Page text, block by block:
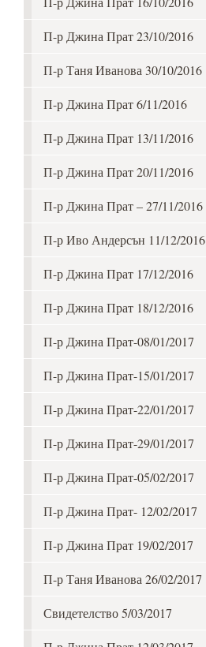
П-р Джина Прат 23/10/2016
П-р Таня Иванова 30/10/2016
П-р Джина Прат 6/11/2016
П-р Джина Прат 13/11/2016
П-р Джина Прат 20/11/2016
П-р Джина Прат – 27/11/2016
П-р Иво Андерсън 11/12/2016
П-р Джина Прат 17/12/2016
П-р Джина Прат 18/12/2016
П-р Джина Прат-08/01/2017
П-р Джина Прат-15/01/2017
П-р Джина Прат-22/01/2017
П-р Джина Прат-29/01/2017
П-р Джина Прат-05/02/2017
П-р Джина Прат- 12/02/2017
П-р Джина Прат 19/02/2017
П-р Таня Иванова 26/02/2017
Свидетелство 5/03/2017